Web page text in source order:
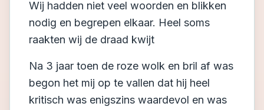
Wij hadden niet veel woorden en blikken
nodig en begrepen elkaar. Heel soms
raakten wij de draad kwijt
Na 3 jaar toen de roze wolk en bril af was
begon het mij op te vallen dat hij heel
kritisch was enigszins waardevol en was